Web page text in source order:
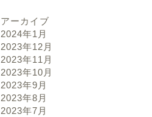
アーカイブ
2024年1月
2023年12月
2023年11月
2023年10月
2023年9月
2023年8月
2023年7月